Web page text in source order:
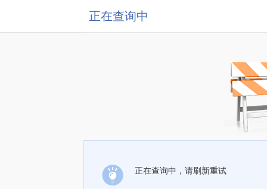
正在查询中
正在查询中，请刷新重试